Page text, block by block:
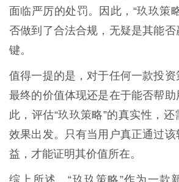
面临严厉的处罚。因此，“玖玖策
否做到了合法合规，无疑是其能
键。
值得一提的是，对于任何一款投
最终的价值体现还是在于能否帮助
此，评估“玖玖策略”的真实性，
效果出发。只有当用户真正通过
益，才能证明其价值所在。
综上所述，“玖玖策略”作为一款